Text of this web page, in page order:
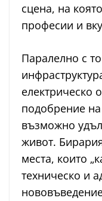
сцена, на
професии и
Паралелно с
електрическо
подобрение
възможно
живот.
места, които
техническо и